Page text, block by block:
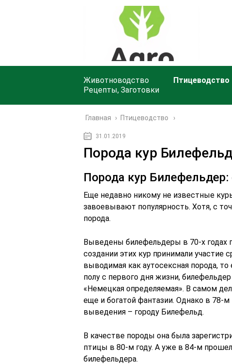
Животноводство Птицеводство
Рецепты, Заготовки
Главная › Птицеводство
31.01.2019
Порода кур
Порода кур
Еще недавно никому не известные
завоевывают популярность. Хотя, с
порода.
Выведены билефельдеры в 70-х годах
создании этих кур принимали участие
выводимая как аутосексная порода,
полу с первого дня жизни,
«Немецкая определяемая». В самом
еще и богатой фантазии. Однако в 78-
выведения – городу Билефельд.
В качестве породы она была
птицы в 80-м году. А уже в 84-м
билефельдера.